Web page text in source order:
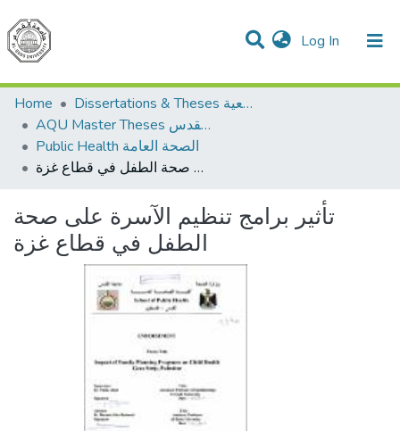
Log In (current)
Communities & Collections
All of DSpace
Home
Dissertations & Theses الرسائل الجامعية
AQU Master Theses الرسائل الجامعية الخاصة بجامعة القدس
Public Health الصحة العامة
تأثير برامج تنظيم الآسرة على صحة الطفل في قطاع غزة
تأثير برامج تنظيم الآسرة على صحة
الطفل في قطاع غزة